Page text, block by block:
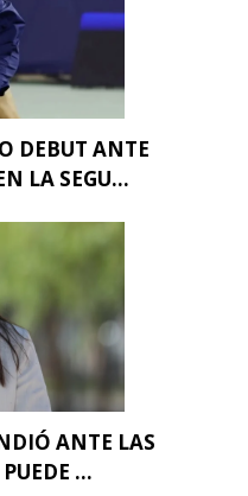
DEBUT ANTE
LA SEGU...
ANTE LAS
...